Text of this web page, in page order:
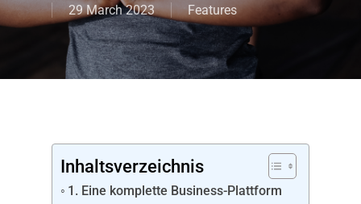
29 March 2023 Features
Inhaltsverzeichnis
1. Eine komplette Business-Plattform